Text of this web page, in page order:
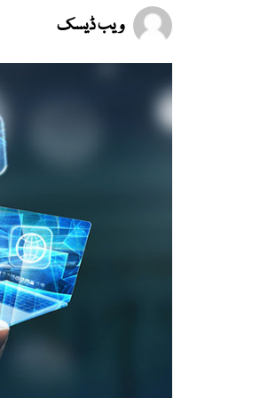
ویب ڈیسک